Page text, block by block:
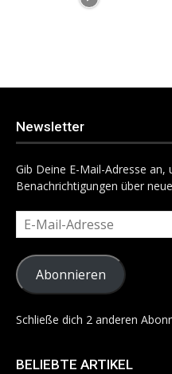
Newsletter
Gib Deine E-Mail-Adresse
Benachrichtigungen über
E-
Mail-
Adresse
Abonnieren
Schließe dich 2 anderen
BELIEBTE ARTIKEL